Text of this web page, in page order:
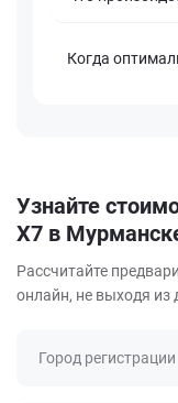
Когда
Узнайте
X7 в
Рассчитайте
онлайн, не выходя из
Город регистрации